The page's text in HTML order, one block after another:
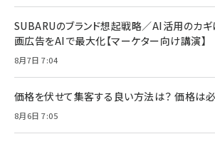
SUBARUのブランド想起戦略／AI活用のカギは
画広告をAIで最大化【マーケター向け講演】
8月7日 7:04
価格を伏せて集客する良い方法は？ 価格は
8月6日 7:05